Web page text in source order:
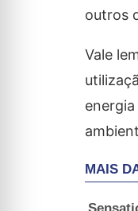
outros
Vale